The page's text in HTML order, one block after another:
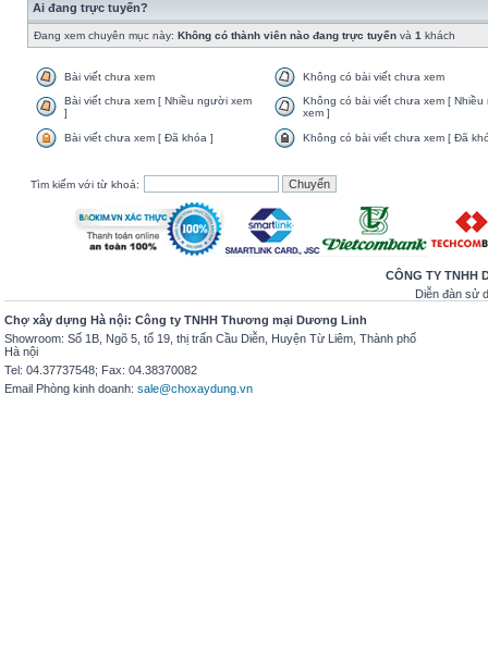
Ai đang trực tuyến?
Đang xem chuyên mục này: Không có thành viên nào đang trực tuyến và 1 khách
Bài viết chưa xem
Không có bài viết chưa xem
Bài viết chưa xem [ Nhiều người xem
]
Không có bài viết chưa xem [ Nhiều
xem ]
Bài viết chưa xem [ Đã khóa ] Không có bài viết chưa xem [ Đã
Tìm kiếm với từ khoá:
CÔNG TY TNHH
Diễn đàn sử
Chợ xây dựng Hà nội: Công ty TNHH Thương mại Dương Linh
Showroom: Số 1B, Ngõ 5, tổ 19, thị trấn Cầu Diễn, Huyện Từ Liêm, Thành phố
Hà nội
Tel: 04.37737548; Fax: 04.38370082
Email Phòng kinh doanh: sale@choxaydung.vn